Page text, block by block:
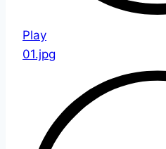
Play
01.jpg